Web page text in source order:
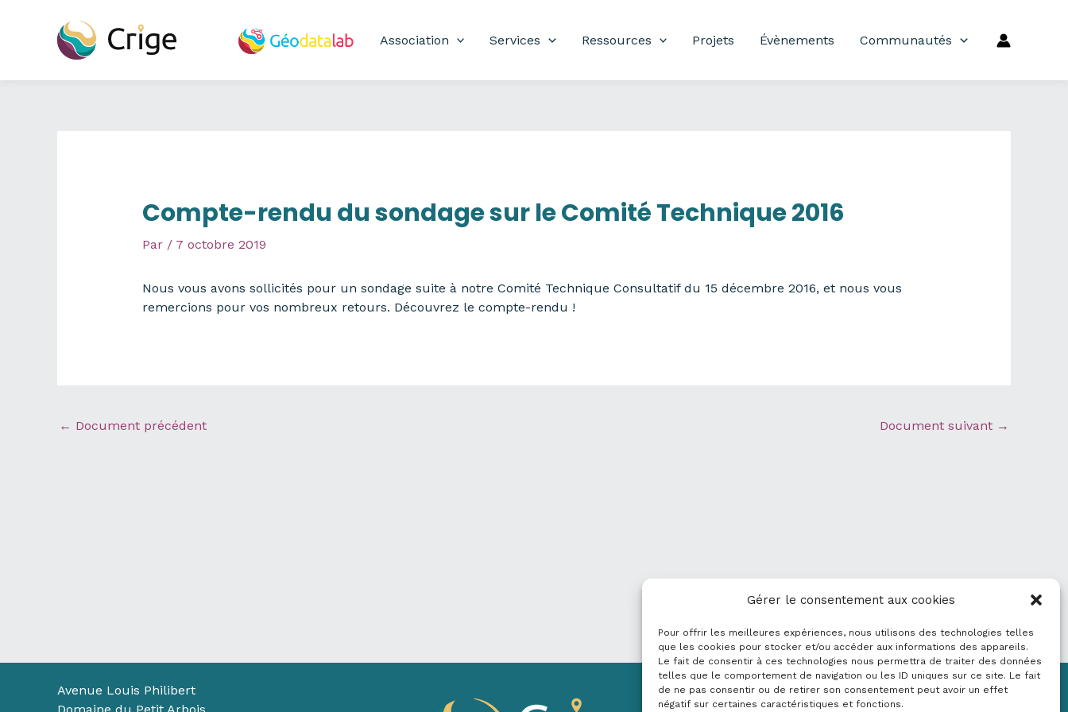
Gérer le consentement aux cookies
Pour offrir les meilleures expériences, nous utilisons des technologies telles
que les cookies pour stocker et/ou accéder aux informations des appareils.
Le fait de consentir à ces technologies nous permettra de traiter des données
telles que le comportement de navigation ou les ID uniques sur ce site. Le fait
de ne pas consentir ou de retirer son consentement peut avoir un effet
négatif sur certaines caractéristiques et fonctions.
Association Services Ressources Projets Évènements Communautés
Compte-rendu du sondage sur le Comité Technique 2016
Par / 7 octobre 2019
Nous vous avons sollicités pour un sondage suite à notre Comité Technique Consultatif du 15 décembre 2016, et nous vous
remercions pour vos nombreux retours. Découvrez le compte-rendu !
← Document précédent Document suivant →
Avenue Louis Philibert
Mentions légales